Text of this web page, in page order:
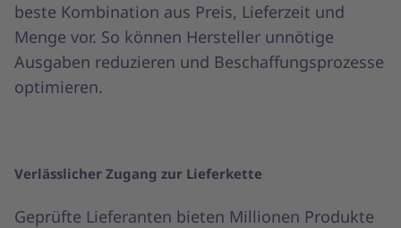
beste Kombination aus Preis, Lieferzeit und
Menge vor. So können Hersteller unnötige
Ausgaben reduzieren und Beschaffungsprozesse
optimieren.
Verlässlicher Zugang zur Lieferkette
Geprüfte Lieferanten bieten Millionen Produkte